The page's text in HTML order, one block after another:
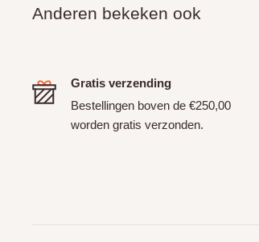
Anderen bekeken ook
Gratis verzending
Bestellingen boven de €250,00
worden gratis verzonden.